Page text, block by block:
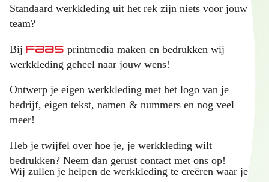
Standaard werkkleding uit het rek zijn niets voor jouw
team?
Bij FAAS printmedia maken en bedrukken wij
werkkleding geheel naar jouw wens!
Ontwerp je eigen werkkleding met het logo van je
bedrijf, eigen tekst, namen & nummers en nog veel
meer!
Heb je twijfel over hoe je, je werkkleding wilt
bedrukken? Neem dan gerust contact met ons op!
Wij zullen je helpen de werkkleding te creëren waar je